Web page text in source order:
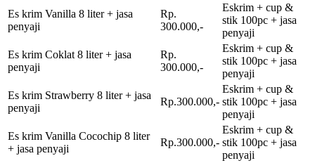
Es krim Vanilla 8 liter + jasa
penyaji
Rp.
300.000,-
Eskrim + cup &
stik 100pc + jasa
penyaji
Es krim Coklat 8 liter + jasa
penyaji
Rp.
300.000,-
Eskrim + cup &
stik 100pc + jasa
penyaji
Es krim Strawberry 8 liter + jasa
penyaji
Rp.300.000,-
Eskrim + cup &
stik 100pc + jasa
penyaji
Es krim Vanilla Cocochip 8 liter
+ jasa penyaji
Rp.300.000,-
Eskrim + cup &
stik 100pc + jasa
penyaji